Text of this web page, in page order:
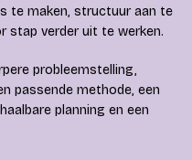
te maken, structuur aan te
stap verder uit te werken.
probleemstelling,
passende methode, een
planning en een